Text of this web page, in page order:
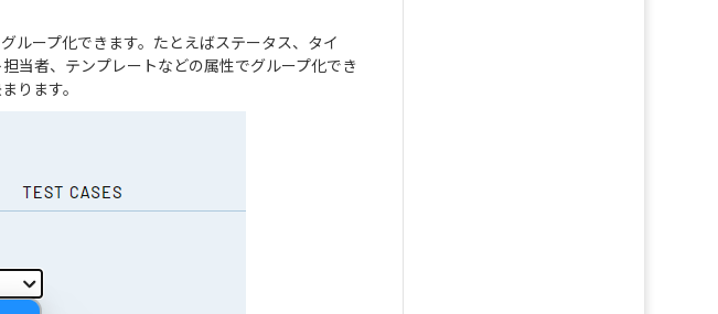
ループ化できます。たとえばステータス、タイ
当者、テンプレートなどの属性でグループ化でき
ります。